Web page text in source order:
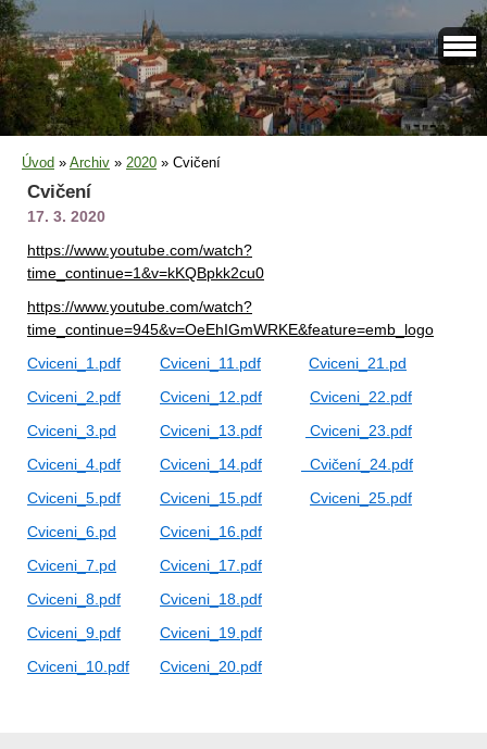
Úvod » Archiv » 2020 » Cvičení
Cvičení
17. 3. 2020
https://www.youtube.com/watch?
time_continue=1&v=kKQBpkk2cu0
https://www.youtube.com/watch?
time_continue=945&v=OeEhIGmWRKE&feature=emb_logo
Cviceni_1.pdf
Cviceni_11.pdf
Cviceni_21.pd
Cviceni_2.pdf
Cviceni_12.pdf
Cviceni_22.pdf
Cviceni_3.pd
Cviceni_13.pdf
Cviceni_23.pdf
Cviceni_4.pdf
Cviceni_14.pdf
Cvičení_24.pdf
Cviceni_5.pdf
Cviceni_15.pdf
Cviceni_25.pdf
Cviceni_6.pd
Cviceni_16.pdf
Cviceni_7.pd
Cviceni_17.pdf
Cviceni_8.pdf
Cviceni_18.pdf
Cviceni_9.pdf
Cviceni_19.pdf
Cviceni_10.pdf
Cviceni_20.pdf